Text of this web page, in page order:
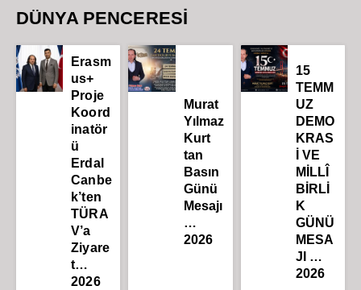
DÜNYA PENCERESİ
Erasm
us+
Proje
Koord
inatör
ü
Erdal
Canbe
k’ten
TÜRA
V’a
Ziyare
t…
2026
Murat
Yılmaz
Kurt
tan
Basın
Günü
Mesajı
…
2026
15
TEMM
UZ
DEMO
KRAS
İ VE
MİLLÎ
BİRLİ
K
GÜNÜ
MESA
JI …
2026